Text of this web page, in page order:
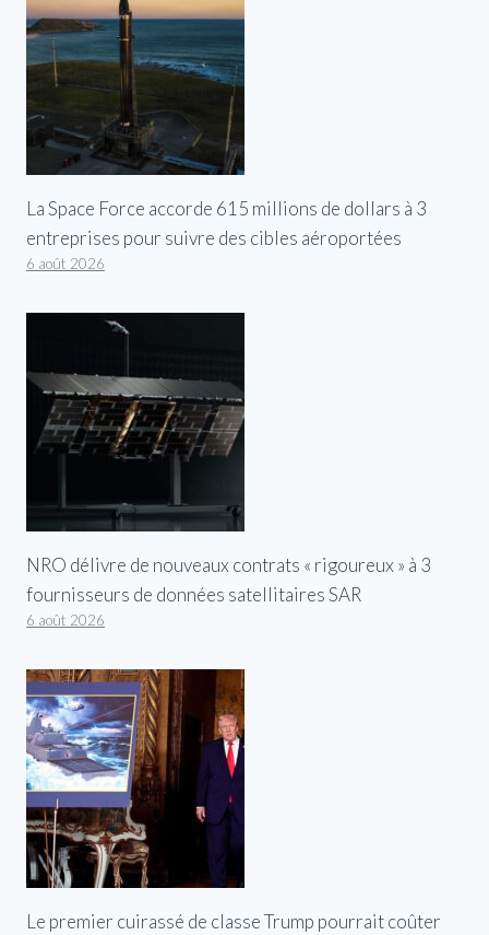
La Space Force accorde 615 millions de dollars à 3
entreprises pour suivre des cibles aéroportées
6 août 2026
NRO délivre de nouveaux contrats « rigoureux » à 3
fournisseurs de données satellitaires SAR
6 août 2026
Le premier cuirassé de classe Trump pourrait coûter